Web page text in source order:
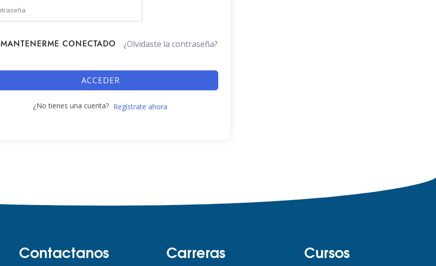
MANTENERME CONECTADO ¿Olvidaste la contraseña?
ACCEDER
¿No tienes una cuenta? Regístrate ahora
Contactanos Carreras Cursos